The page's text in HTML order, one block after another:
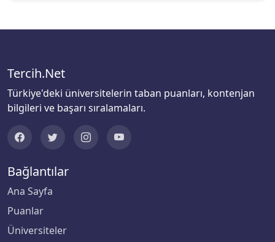
Mersin Üniversitesi
Mudanya Üniversitesi
Necmettin Erbakan Üniversitesi
Tercih.Net
Türkiye'deki üniversitelerin taban puanları, kontenjan
bilgileri ve başarı sıralamaları.
Bağlantılar
Ana Sayfa
Puanlar
Üniversiteler